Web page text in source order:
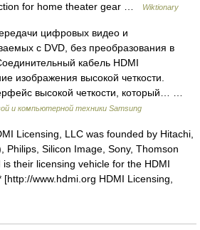
for home theater gear …
Wiktionary
цифровых видео и
с DVD, без преобразования в
кабель HDMI
изображения высокой четкости.
высокой четкости, который… …
и компьютерной техники Samsung
Licensing, LLC was founded by Hitachi,
Philips, Silicon Image, Sony, Thomson
their licensing vehicle for the HDMI
www.hdmi.org HDMI Licensing,